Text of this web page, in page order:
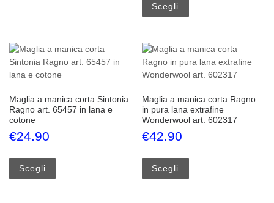
Scegli
Maglia a manica corta Sintonia
Ragno art. 65457 in lana e
cotone
€24.90
Scegli
Maglia a manica corta Ragno
in pura lana extrafine
Wonderwool art. 602317
€42.90
Scegli